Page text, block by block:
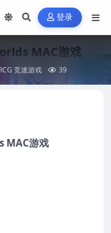
登录
MAC游戏
竞速游戏 39
MAC游戏